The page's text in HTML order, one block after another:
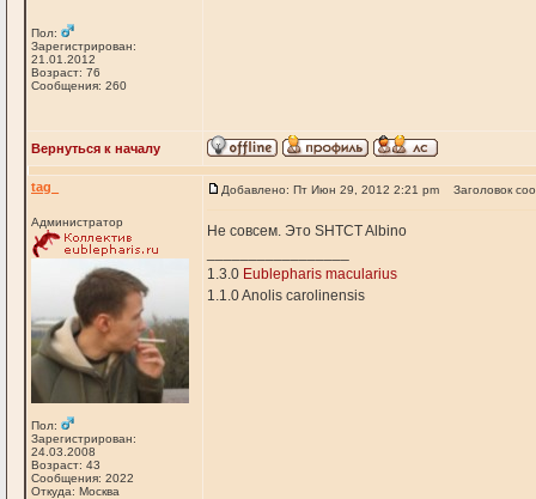
Пол:
Зарегистрирован:
21.01.2012
Возраст: 76
Сообщения: 260
Вернуться к началу
tag_
Администратор
Пол:
Зарегистрирован:
24.03.2008
Возраст: 43
Сообщения: 2022
Откуда: Москва
Добавлено: Пт Июн 29, 2012 2:21 pm Заголовок
Не совсем. Это SHTCT Albino
1.3.0 Eublepharis macularius
1.1.0 Anolis carolinensis